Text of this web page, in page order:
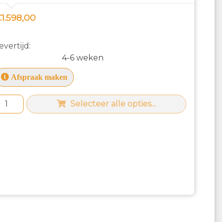
4-6 weken
Afspraak maken
Selecteer alle opties...